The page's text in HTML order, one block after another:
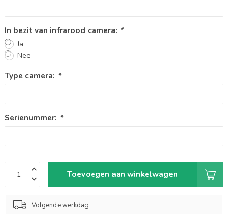
In bezit van infrarood camera: *
Ja
Nee
Type camera: *
Serienummer: *
Toevoegen aan winkelwagen
Volgende werkdag